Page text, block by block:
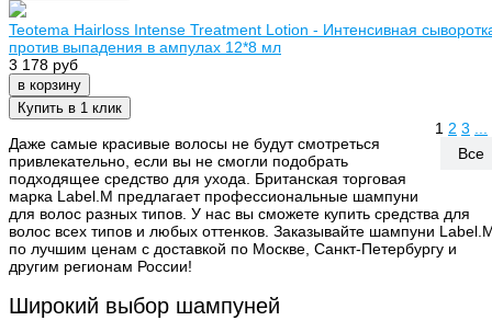
Teotema Hairloss Intense Treatment Lotion - Интенсивная
против выпадения в ампулах 12*8 мл
3 178 руб
в корзину
Купить в 1 клик
1 2 3
Все
Даже самые красивые волосы не будут смотреться
привлекательно, если вы не смогли подобрать
подходящее средство для ухода. Британская торговая
марка Label.M предлагает профессиональные шампуни
для волос разных типов. У нас вы сможете купить средства для
волос всех типов и любых оттенков. Заказывайте шампуни
по лучшим ценам с доставкой по Москве, Санкт-Петербургу и
другим регионам России!
Широкий выбор шампуней